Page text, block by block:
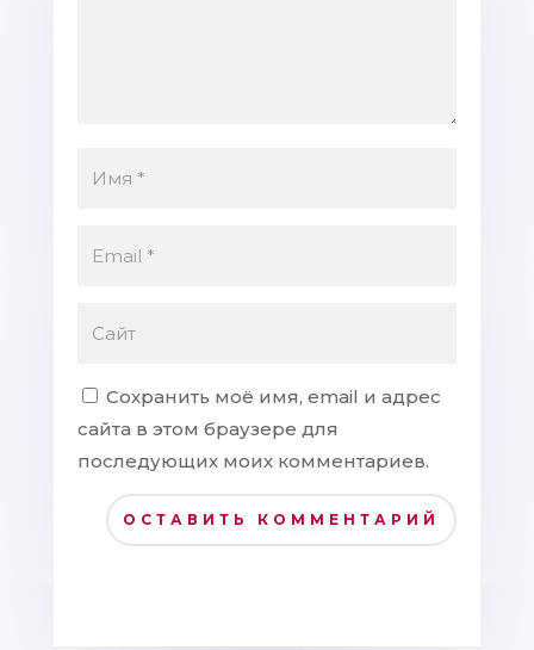
Сохранить моё имя, email и адрес
сайта в этом браузере для
последующих моих комментариев.
ОСТАВИТЬ КОММЕНТАРИЙ